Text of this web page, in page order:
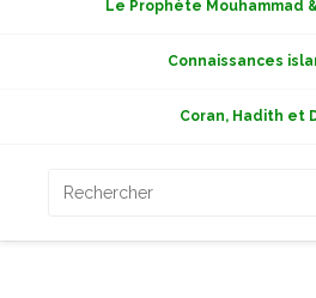
Le Prophète Mouhammad
Connaissances
Coran, Hadith et